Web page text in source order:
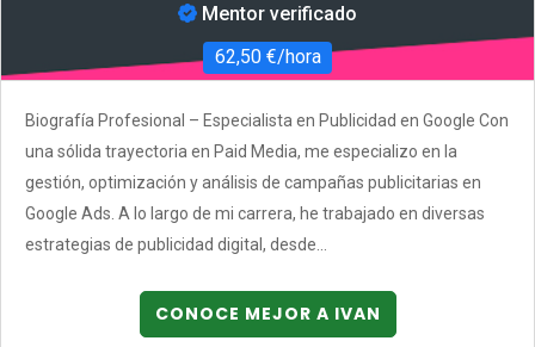
Mentor verificado
62,50 €/hora
Biografía Profesional – Especialista en Publicidad en Google Con
una sólida trayectoria en Paid Media, me especializo en la
gestión, optimización y análisis de campañas publicitarias en
Google Ads. A lo largo de mi carrera, he trabajado en diversas
estrategias de publicidad digital, desde...
CONOCE MEJOR A IVAN